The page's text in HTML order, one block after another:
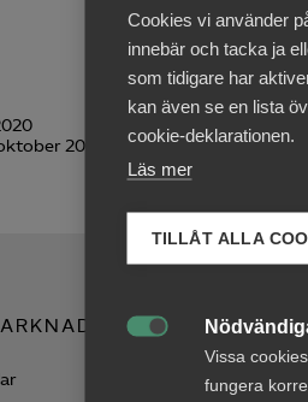
Cookies vi använder
innebär och tacka ja
som tidigare har
kan även se en lista
cookie-deklarationen.
Läs mer
TILLÅT ALLA
Vissa
fungera
2020
5 juni